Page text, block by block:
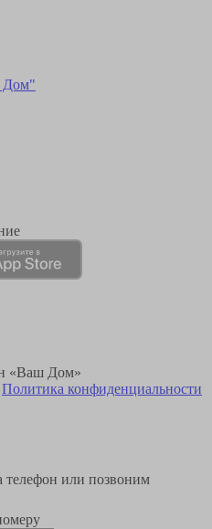
Дом"
«Ваш Дом»
Политика конфиденциальности
или позвоним